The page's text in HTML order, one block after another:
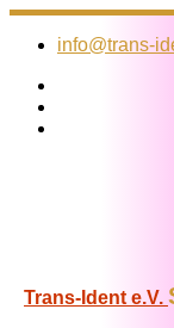
Zum
Inhalt
info@trans-
Trans-Ident e.V.